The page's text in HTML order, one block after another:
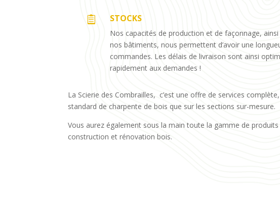
 STOCKS
Nos capacités de production et de façonnage, ainsi
nos bâtiments, nous permettent d’avoir une
commandes. Les délais de livraison sont ainsi
rapidement aux demandes !
La Scierie des Combrailles, c’est une offre de services
standard de charpente de bois que sur les sections sur-mesure.
Vous aurez également sous la main toute la gamme de
construction et rénovation bois.